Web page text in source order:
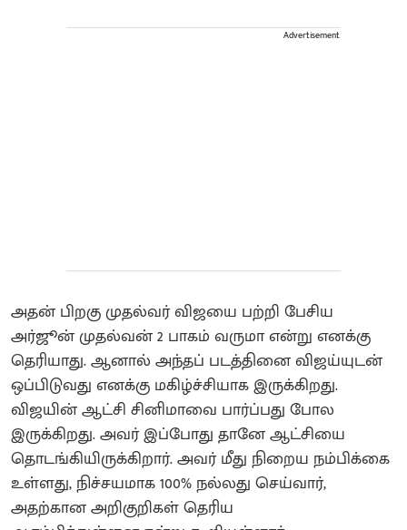
Advertisement
அதன் பிறகு முதல்வர் விஜயை பற்றி பேசிய
அர்ஜூன் முதல்வன் 2 பாகம் வருமா என்று எனக்கு
தெரியாது. ஆனால் அந்தப் படத்தினை விஜய்யுடன்
ஒப்பிடுவது எனக்கு மகிழ்ச்சியாக இருக்கிறது.
விஜயின் ஆட்சி சினிமாவை பார்ப்பது போல
இருக்கிறது. அவர் இப்போது தானே ஆட்சியை
தொடங்கியிருக்கிறார். அவர் மீது நிறைய நம்பிக்கை
உள்ளது, நிச்சயமாக 100% நல்லது செய்வார்,
அதற்கான அறிகுறிகள் தெரிய